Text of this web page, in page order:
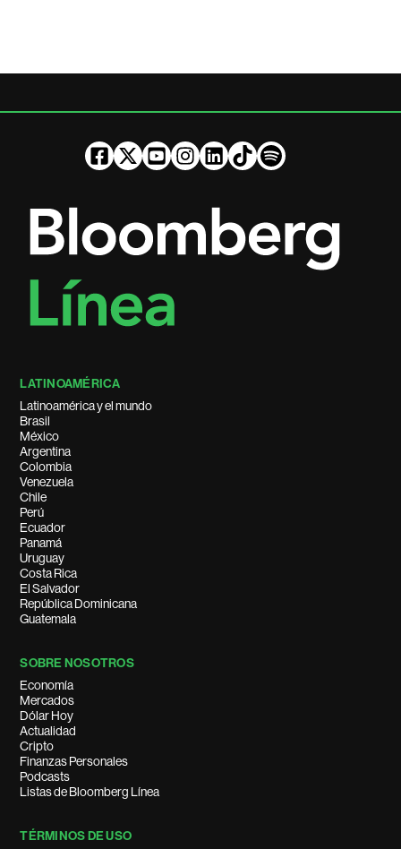
LATINOAMÉRICA
Latinoamérica y el mundo
Brasil
México
Argentina
Colombia
Venezuela
Chile
Perú
Ecuador
Panamá
Uruguay
Costa Rica
El Salvador
República Dominicana
Guatemala
SOBRE NOSOTROS
Economía
Mercados
Dólar Hoy
Actualidad
Cripto
Finanzas Personales
Podcasts
Listas de Bloomberg Línea
TÉRMINOS DE USO